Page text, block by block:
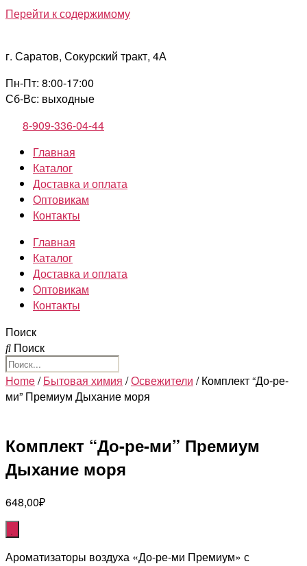
Перейти к содержимому
г. Саратов, Сокурский тракт, 4А
Пн-Пт: 8:00-17:00
Сб-Вс: выходные
8-909-336-04-44
Главная
Каталог
Доставка и оплата
Оптовикам
Контакты
Главная
Каталог
Доставка и оплата
Оптовикам
Контакты
Поиск
Поиск
Home/Бытовая химия /Освежители / Комплект “До-ре-
ми” Премиум Дыхание моря
Комплект “До-ре-ми” Премиум
Дыхание моря
648,00₽
Ароматизаторы воздуха «До-ре-ми Премиум» с